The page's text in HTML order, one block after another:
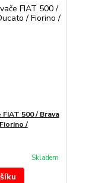
500 / Brava
/
Skladem